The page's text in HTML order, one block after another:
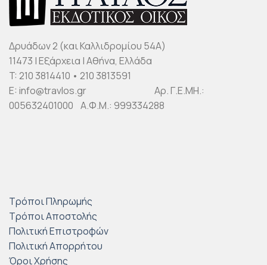
Δρυάδων 2 (και Καλλιδρομίου 54Α)
11473 | Εξάρχεια | Αθήνα, Ελλάδα
T: 210 3814410 • 210 3813591
E: info@travlos.gr Αρ. Γ.Ε.ΜΗ.:
005632401000 Α.Φ.Μ.: 999334288
Τρόποι Πληρωμής
Τρόποι Αποστολής
Πολιτική Επιστροφών
Πολιτική Απορρήτου
Όροι Χρήσης